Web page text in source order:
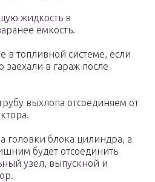
жидкость в
емкость.
в топливной системе, если
заехали в гараж после
выхлопа отсоединяем от
головки блока цилиндра, а
будет отсоединить
узел, выпускной и